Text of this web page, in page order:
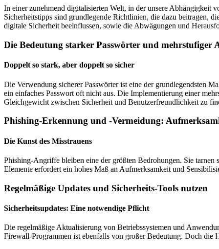
In einer zunehmend digitalisierten Welt, in der unsere Abhängigkeit
Sicherheitstipps sind grundlegende Richtlinien, die dazu beitragen,
digitale Sicherheit beeinflussen, sowie die Abwägungen und
Die Bedeutung starker Passwörter und mehrstufiger
Doppelt so stark, aber doppelt so sicher
Die Verwendung sicherer Passwörter ist eine der grundlegendsten
ein einfaches Passwort oft nicht aus. Die Implementierung einer
Gleichgewicht zwischen Sicherheit und Benutzerfreundlichkeit zu
Phishing-Erkennung und -Vermeidung:
Die Kunst des Misstrauens
Phishing-Angriffe bleiben eine der größten Bedrohungen. Sie
Elemente erfordert ein hohes Maß an Aufmerksamkeit und
Regelmäßige Updates und Sicherheits-Tools nutzen
Sicherheitsupdates: Eine notwendige Pflicht
Die regelmäßige Aktualisierung von Betriebssystemen und
Firewall-Programmen ist ebenfalls von großer Bedeutung. Doch die